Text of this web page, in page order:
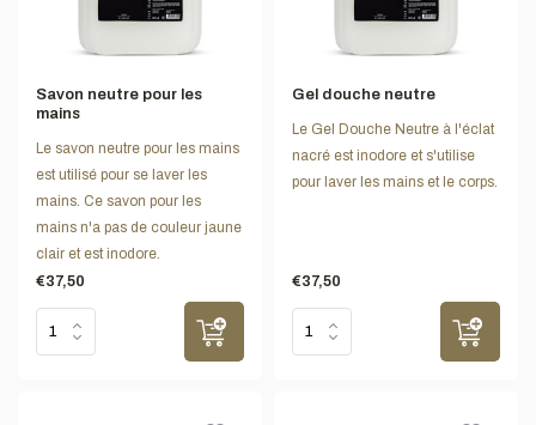
Savon neutre pour les
mains
Le savon neutre pour les mains
est utilisé pour se laver les
mains. Ce savon pour les
mains n'a pas de couleur jaune
clair et est inodore.
€37,50
Gel douche neutre
Le Gel Douche Neutre à l'éclat
nacré est inodore et s'utilise
pour laver les mains et le corps.
€37,50